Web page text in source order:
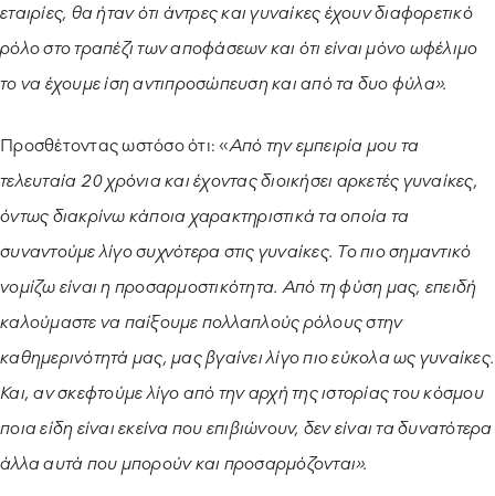
εταιρίες, θα ήταν ότι άντρες και γυναίκες έχουν διαφορετικό
ρόλο στο τραπέζι των αποφάσεων και ότι είναι μόνο ωφέλιμο
το να έχουμε ίση αντιπροσώπευση και από τα δυο φύλα».
Προσθέτοντας ωστόσο ότι: «Από την εμπειρία μου τα
τελευταία 20 χρόνια και έχοντας διοικήσει αρκετές γυναίκες,
όντως διακρίνω κάποια χαρακτηριστικά τα οποία τα
συναντούμε λίγο συχνότερα στις γυναίκες. Το πιο σημαντικό
νομίζω είναι η προσαρμοστικότητα. Από τη φύση μας, επειδή
καλούμαστε να παίξουμε πολλαπλούς ρόλους στην
καθημερινότητά μας, μας βγαίνει λίγο πιο εύκολα ως γυναίκες.
Και, αν σκεφτούμε λίγο από την αρχή της ιστορίας του κόσμου
ποια είδη είναι εκείνα που επιβιώνουν, δεν είναι τα δυνατότερα
άλλα αυτά που μπορούν και προσαρμόζονται».